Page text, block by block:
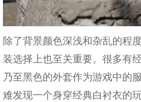
除了背景颜色深浅和杂乱的程
装选择上也至关重要。很多有
乃至黑色的外套作为游戏中的
难发现一个身穿经典白衬衣的